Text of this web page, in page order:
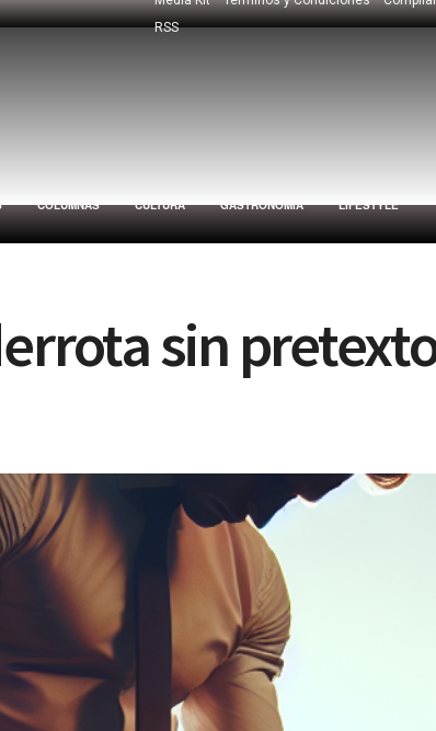
RSS
COLUMNAS CULTURA GASTRONOMÍA LIFESTYLE
sin